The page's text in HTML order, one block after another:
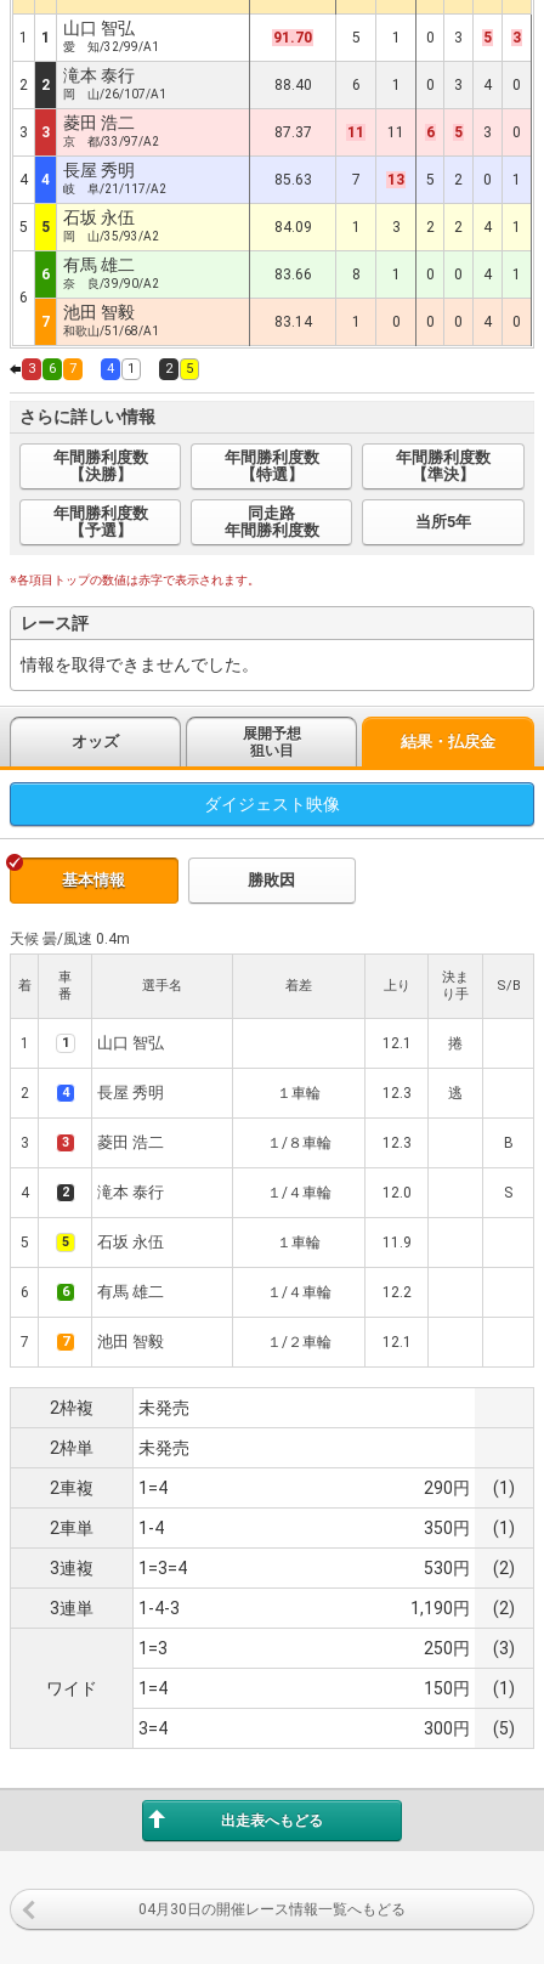
1 1 山口 智弘
愛 知/32/99/A1
91.70 5 1 0 3 5 3
2 2 滝本 泰行
岡 山/26/107/A1
88.40 6 1 0 3 4 0
3 3 菱田 浩二
京 都/33/97/A2
87.37 11 11 6 5 3 0
4 4 長屋 秀明
岐 阜/21/117/A2
85.63 7 13 5 2 0 1
5 5 石坂 永伍
岡 山/35/93/A2
84.09 1 3 2 2 4 1
6
6 有馬 雄二
奈 良/39/90/A2
83.66 8 1 0 0 4 1
7 池田 智毅
和歌山/51/68/A1
83.14 1 0 0 0 4 0
3 6 7 4 1 2 5
さらに詳しい情報
年間勝利度数
【決勝】
年間勝利度数
【特選】
年間勝利度数
【準決】
年間勝利度数
【予選】
同走路
年間勝利度数
当所5年
※各項目トップの数値は赤字で表示されます。
レース評
情報を取得できませんでした。
オッズ
展開予想
狙い目
結果・払戻金
ダイジェスト映像
基本情報 勝敗因
天候 曇/風速 0.4m
着
車
番
選手名 着差 上り
決ま
り手
S/B
1 1 山口 智弘 12.1 捲
2 4 長屋 秀明 １車輪 12.3 逃
3 3 菱田 浩二 １/８車輪 12.3 B
4 2 滝本 泰行 １/４車輪 12.0 S
5 5 石坂 永伍 １車輪 11.9
6 6 有馬 雄二 １/４車輪 12.2
7 7 池田 智毅 １/２車輪 12.1
2枠複 未発売
2枠単 未発売
2車複 1=4 290円 (1)
2車単 1-4 350円 (1)
3連複 1=3=4 530円 (2)
3連単 1-4-3 1,190円 (2)
ワイド
1=3 250円 (3)
1=4 150円 (1)
3=4 300円 (5)
出走表へもどる
04月30日の開催レース情報一覧へもどる